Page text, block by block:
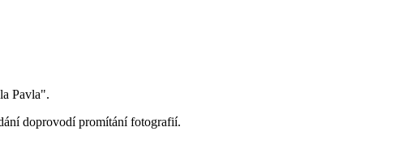
Pavla".
doprovodí promítání fotografií.